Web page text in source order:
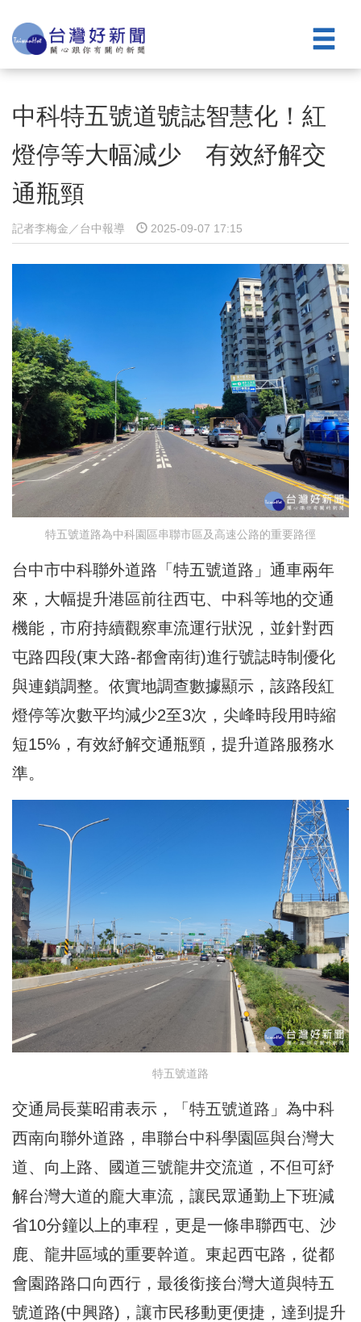
中科特五號道號誌智慧化！紅
燈停等大幅減少 有效紓解交
通瓶頸
記者李梅金／台中報導 2025-09-07 17:15
特五號道路為中科園區串聯市區及高速公路的重要路徑
台中市中科聯外道路「特五號道路」通車兩年
來，大幅提升港區前往西屯、中科等地的交通
機能，市府持續觀察車流運行狀況，並針對西
屯路四段(東大路-都會南街)進行號誌時制優化
與連鎖調整。依實地調查數據顯示，該路段紅
燈停等次數平均減少2至3次，尖峰時段用時縮
短15%，有效紓解交通瓶頸，提升道路服務水
準。
特五號道路
交通局長葉昭甫表示，「特五號道路」為中科
西南向聯外道路，串聯台中科學園區與台灣大
道、向上路、國道三號龍井交流道，不但可紓
解台灣大道的龐大車流，讓民眾通勤上下班減
省10分鐘以上的車程，更是一條串聯西屯、沙
鹿、龍井區域的重要幹道。東起西屯路，從都
會園路路口向西行，最後銜接台灣大道與特五
號道路(中興路)，讓市民移動更便捷，達到提升